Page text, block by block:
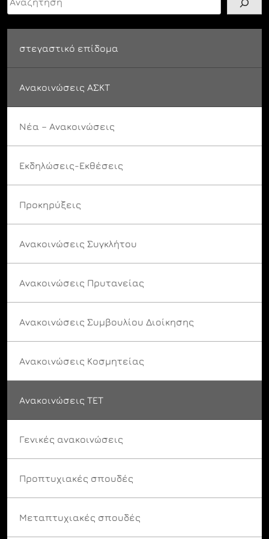
στεγαστικό επίδομα
Ανακοινώσεις ΑΣΚΤ
Νέα – Ανακοινώσεις
Εκδηλώσεις-Εκθέσεις
Προκηρύξεις
Ανακοινώσεις Συγκλήτου
Ανακοινώσεις Πρυτανείας
Ανακοινώσεις Συμβουλίου Διοίκησης
Ανακοινώσεις Κοσμητείας
Ανακοινώσεις ΤΕΤ
Γενικές ανακοινώσεις
Προπτυχιακές σπουδές
Μεταπτυχιακές σπουδές